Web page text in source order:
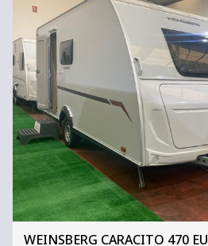
WEINSBERG CARACITO 470 EU